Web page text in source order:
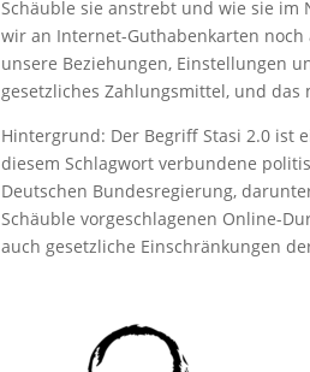
Schäuble sie anstrebt und wie sie im
wir an Internet-Guthabenkarten
unsere Beziehungen, Einstellungen
gesetzliches Zahlungsmittel, und das
Hintergrund: Der Begriff Stasi 2.0 ist
diesem Schlagwort verbundene
Deutschen Bundesregierung,
Schäuble vorgeschlagenen Online-
auch gesetzliche Einschränkungen